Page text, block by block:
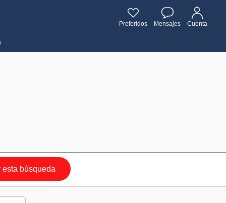
Preferidos Mensajes Cuenta
esta búsqueda